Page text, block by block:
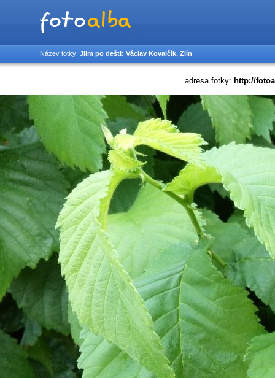
Název fotky: Jilm po dešti: Václav Kovalčík, Zlín
adresa fotky: http://